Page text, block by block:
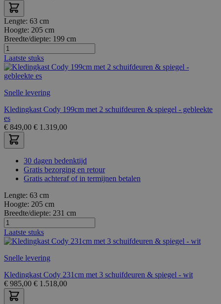
Lengte: 63 cm
Hoogte: 205 cm
Breedte/diepte: 199 cm
Laatste stuks
Snelle levering
Kledingkast Cody 199cm met 2 schuifdeuren & spiegel - gebleekte
es
€ 849,00 € 1.319,00
30 dagen bedenktijd
Gratis bezorging en retour
Gratis achteraf of in termijnen betalen
Lengte: 63 cm
Hoogte: 205 cm
Breedte/diepte: 231 cm
Laatste stuks
Snelle levering
Kledingkast Cody 231cm met 3 schuifdeuren & spiegel - wit
€ 985,00 € 1.518,00